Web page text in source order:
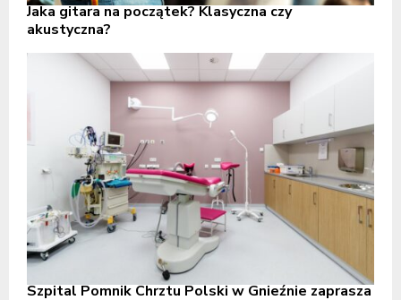
Jaka gitara na początek? Klasyczna czy
akustyczna?
Szpital Pomnik Chrztu Polski w Gnieźnie zaprasza